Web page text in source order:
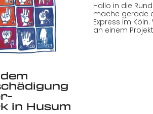
in Husum
Hallo in die
mache gerade
Express im
an einem